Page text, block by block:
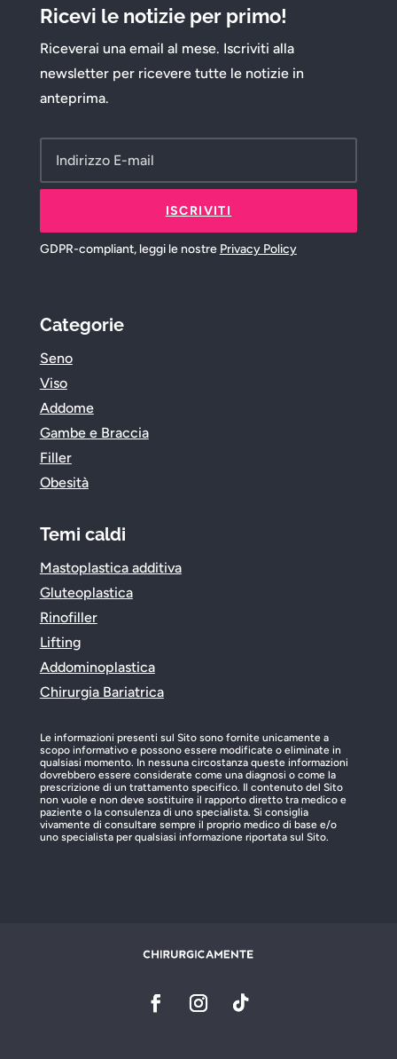
Ricevi le notizie per primo!
Riceverai una email al mese. Iscriviti alla
newsletter per ricevere tutte le notizie in
anteprima.
ISCRIVITI
GDPR-compliant, leggi le nostre Privacy Policy
Categorie
Seno
Viso
Addome
Gambe e Braccia
Filler
Obesità
Temi caldi
Mastoplastica additiva
Gluteoplastica
Rinofiller
Lifting
Addominoplastica
Chirurgia Bariatrica
Le informazioni presenti sul Sito sono fornite unicamente a
scopo informativo e possono essere modificate o eliminate in
qualsiasi momento. In nessuna circostanza queste informazioni
dovrebbero essere considerate come una diagnosi o come la
prescrizione di un trattamento specifico. Il contenuto del Sito
non vuole e non deve sostituire il rapporto diretto tra medico e
paziente o la consulenza di uno specialista. Si consiglia
vivamente di consultare sempre il proprio medico di base e/o
uno specialista per qualsiasi informazione riportata sul Sito.